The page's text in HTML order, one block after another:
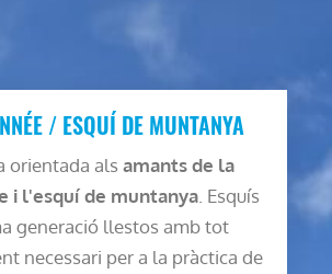
/ ESQUÍ DE MUNTANYA
orientada als amants de la
i l'esquí de muntanya. Esquís
generació llestos amb tot
necessari per a la pràctica de